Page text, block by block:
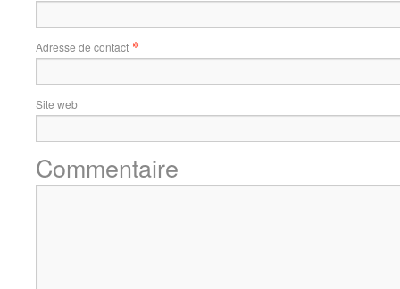
Adresse de contact *
Site web
Commentaire